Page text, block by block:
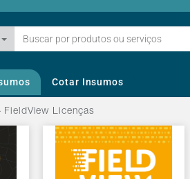
Cotar Insumos
FieldView Licenças